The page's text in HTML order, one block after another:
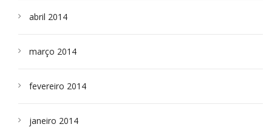
abril 2014
março 2014
fevereiro 2014
janeiro 2014